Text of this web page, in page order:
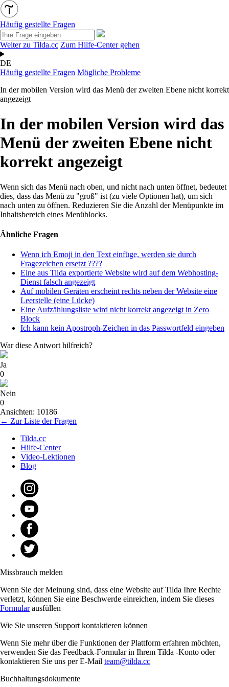
Häufig gestellte Fragen
Weiter zu Tilda.cc Zum Hilfe-Center gehen
DE
Häufig gestellte Fragen Mögliche Probleme
In der mobilen Version wird das Menü der zweiten Ebene nicht korrekt
angezeigt
In der mobilen Version wird das
Menü der zweiten Ebene nicht
korrekt angezeigt
Wenn sich das Menü nach oben, und nicht nach unten öffnet, bedeutet
dies, dass das Menü zu "groß" ist (zu viele Optionen hat), um sich
nach unten zu öffnen. Reduzieren Sie die Anzahl der Menüpunkte im
Inhaltsbereich eines Menüblocks.
Ähnliche Fragen
Wenn ich Emoji in den Text einfüge, werden sie durch
Fragezeichen ersetzt ????
Eine aus Tilda exportierte Website wird auf dem Webhosting-
Dienst falsch angezeigt
Auf mobilen Geräten erscheint rechts neben der Website eine
Leerstelle (eine Lücke)
Eine Aufzählungsliste wird nicht korrekt angezeigt in Zero
Block
Ich kann kein Apostroph-Zeichen in das Passwortfeld eingeben
War diese Antwort hilfreich?
Ja
0
Nein
0
Ansichten: 10186
← Zur Liste der Fragen
Tilda.cc
Hilfe-Center
Video-Lektionen
Blog
Missbrauch melden
Wenn Sie der Meinung sind, dass eine Website auf Tilda Ihre Rechte
verletzt, können Sie eine Beschwerde einreichen, indem Sie dieses
Formularausfüllen
Wie Sie unseren Support kontaktieren können
Wenn Sie mehr über die Funktionen der Plattform erfahren möchten,
verwenden Sie das Feedback-Formular in Ihrem Tilda -Konto oder
kontaktieren Sie uns per E-Mail team@tilda.cc
Buchhaltungsdokumente